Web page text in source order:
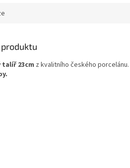
23cm z kvalitního českého porcelánu.